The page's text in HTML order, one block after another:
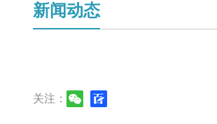
新闻动态
关注：